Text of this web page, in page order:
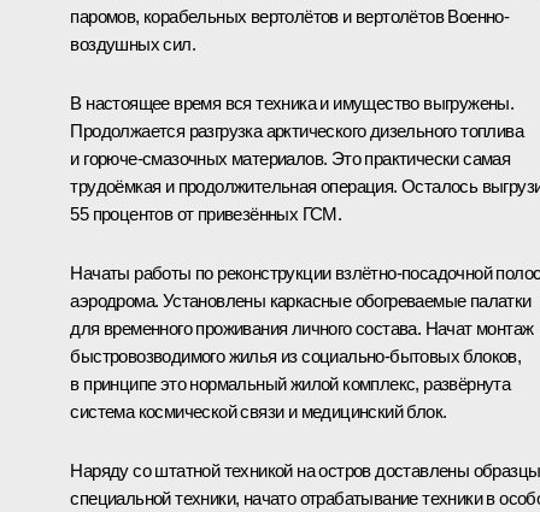
паромов, корабельных вертолётов и вертолётов Военно-
воздушных сил.
В настоящее время вся техника и имущество выгружены.
Продолжается разгрузка арктического дизельного топлива
и горюче-смазочных материалов. Это практически самая
трудоёмкая и продолжительная операция. Осталось
55 процентов от привезённых ГСМ.
Начаты работы по реконструкции взлётно-посадочной
аэродрома. Установлены каркасные обогреваемые палатки
для временного проживания личного состава. Начат монтаж
быстровозводимого жилья из социально-бытовых блоков,
в принципе это нормальный жилой комплекс, развёрнута
система космической связи и медицинский блок.
Наряду со штатной техникой на остров доставлены образцы
специальной техники, начато отрабатывание техники в